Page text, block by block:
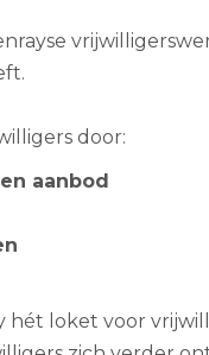
door:
aanbod
hét loket voor